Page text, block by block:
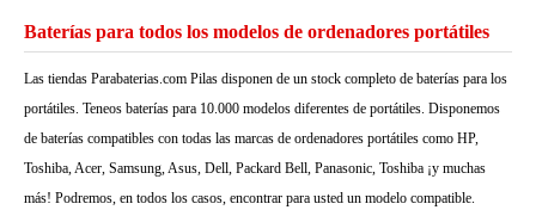
Baterías para todos los modelos de ordenadores portátiles
Las tiendas Parabaterias.com Pilas disponen de un stock completo de baterías para los
portátiles. Teneos baterías para 10.000 modelos diferentes de portátiles. Disponemos
de baterías compatibles con todas las marcas de ordenadores portátiles como HP,
Toshiba, Acer, Samsung, Asus, Dell, Packard Bell, Panasonic, Toshiba ¡y muchas
más! Podremos, en todos los casos, encontrar para usted un modelo compatible.